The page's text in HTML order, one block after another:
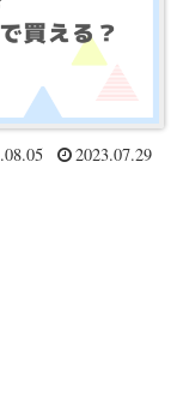
2023.07.29